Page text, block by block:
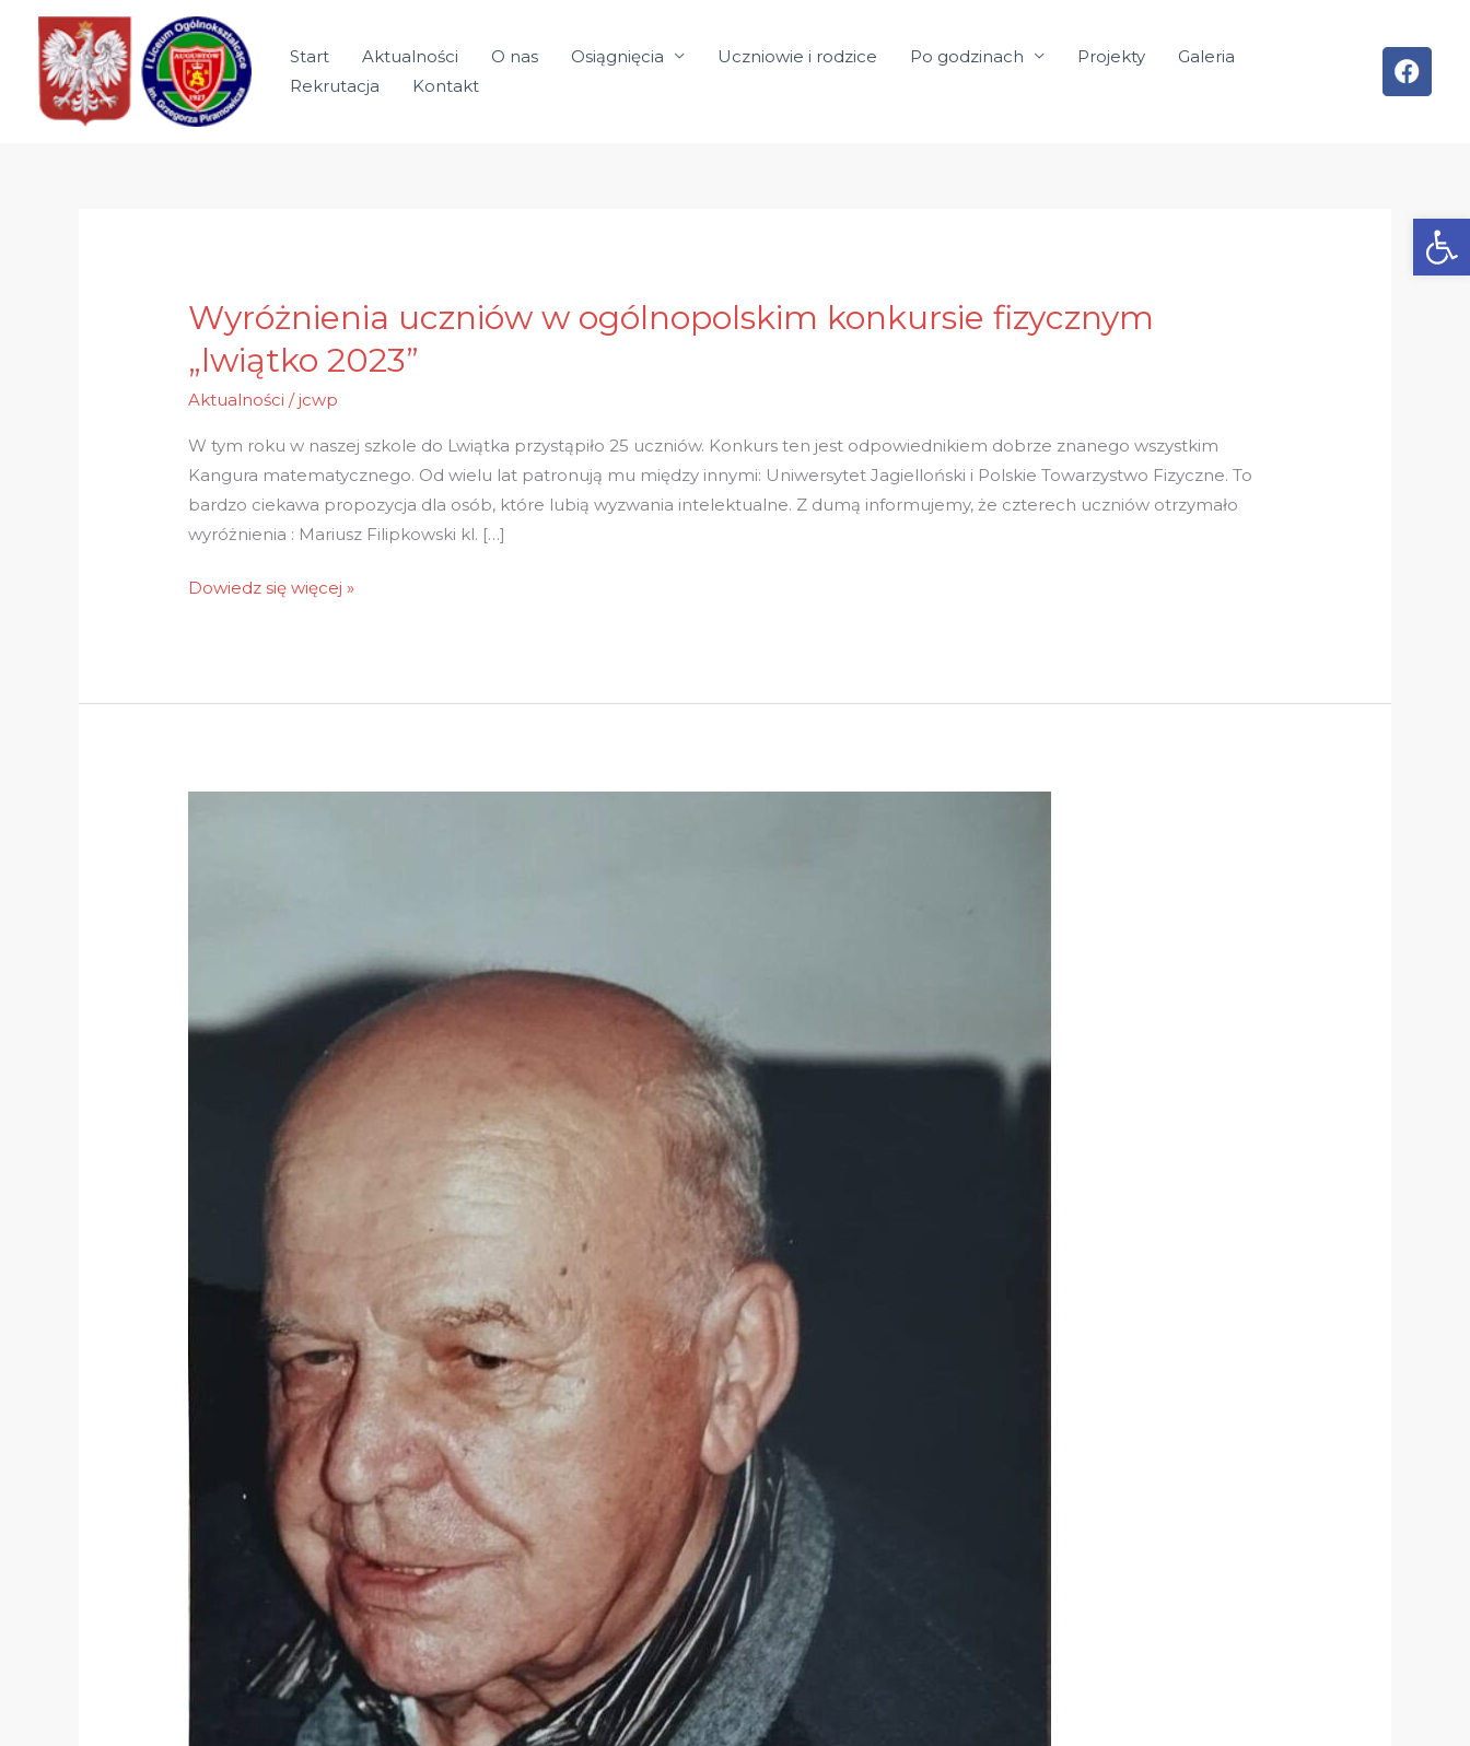
Przejdź
treści
Start Aktualności O nas Osiągnięcia Uczniowie i rodzice Po godzinach Projekty
Galeria
Rekrutacja
Kontakt
Wyróżnienia uczniów w ogólnopolskim konkursie fizycznym
„lwiątko 2023”
Aktualności / jcwp
W tym roku w naszej szkole do Lwiątka przystąpiło 25 uczniów. Konkurs ten jest odpowiednikiem dobrze znanego wszystkim
Kangura matematycznego. Od wielu lat patronują mu między innymi: Uniwersytet Jagielloński i Polskie Towarzystwo Fizyczne. To
bardzo ciekawa propozycja dla osób, które lubią wyzwania intelektualne. Z dumą informujemy, że czterech uczniów otrzymało
wyróżnienia : Mariusz Filipkowski kl. […]
Wyróżnienia
uczniów
w
ogólnopolskim
fizycznym
„lwiątko
2023”
Dowiedz się więcej »